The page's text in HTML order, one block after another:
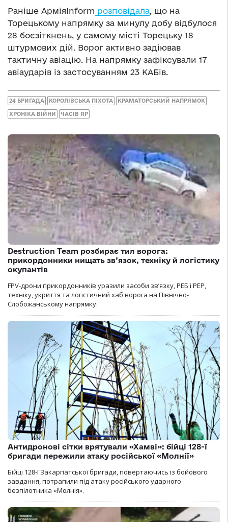
Раніше АрміяInform розповідала, що на
Торецькому напрямку за минулу добу відбулося
28 боєзіткнень, у самому місті Торецьку 18
штурмових дій. Ворог активно задіював
тактичну авіацію. На напрямку зафіксували 17
авіаударів із застосуванням 23 КАБів.
24 БРИГАДА КОРОЛІВСЬКА ПІХОТА КРАМАТОРСЬКИЙ НАПРЯМОК
ХРОНІКА ВІЙНИ ЧАСІВ ЯР
Destruction Team розбирає тил ворога:
прикордонники нищать зв’язок, техніку й логістику
окупантів
FPV-дрони прикордонників уразили засоби зв’язку, РЕБ і РЕР,
техніку, укриття та логістичний хаб ворога на Північно-
Слобожанському напрямку.
Антидронові сітки врятували «Хамві»: бійці 128-ї
бригади пережили атаку російської «Молнії»
Бійці 128-ї Закарпатської бригади, повертаючись із бойового
завдання, потрапили під атаку російського ударного
безпілотника «Молнія».